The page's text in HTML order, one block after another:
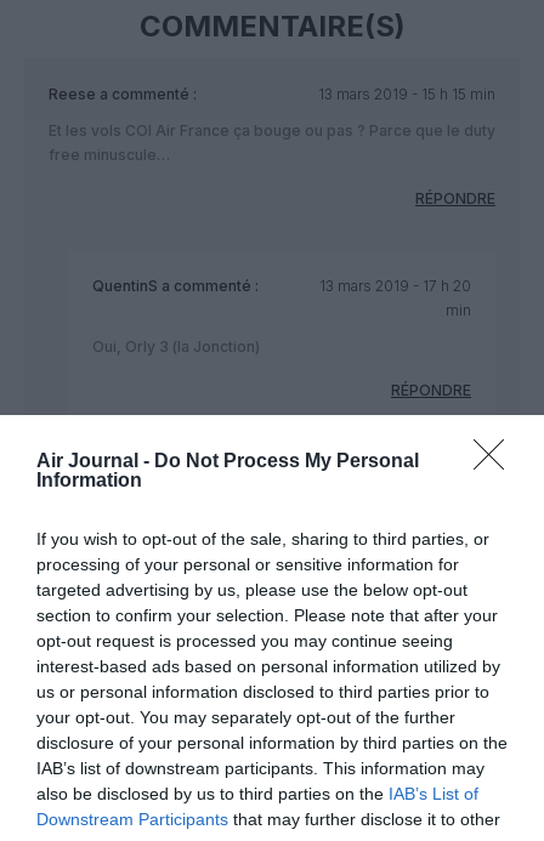
Air Journal - Do Not Process My Personal
Information
If you wish to opt-out of the sale, sharing to third parties, or
processing of your personal or sensitive information for
targeted advertising by us, please use the below opt-out
section to confirm your selection. Please note that after your
opt-out request is processed you may continue seeing
interest-based ads based on personal information utilized by
us or personal information disclosed to third parties prior to
your opt-out. You may separately opt-out of the further
disclosure of your personal information by third parties on the
IAB’s list of downstream participants. This information may
also be disclosed by us to third parties on the IAB’s List of
Downstream Participants that may further disclose it to other
COMMENTAIRE(S)
Reese a commenté :
13 mars 2019 - 15 h 15 min
Et les vols COI Air France ça bouge ou pas ? Parce que le duty
free minuscule…
RÉPONDRE
QuentinS a commenté :
13 mars 2019 - 17 h 20
min
Oui, Orly 3 (la Jonction)
RÉPONDRE
Vu que Transavia va quitter Orly Sud. Je me demande qui va
prendre ses quartiers dans la zone d’enregistrement
souterraine ?.Royal Air Maroc, Aigle Azur, Corsair, Air Algérie
?
RÉPONDRE
gisellea commenté :
15 mars 2019 - 16 h 53 min
Et ORLY MOCHE pour tout le monde…